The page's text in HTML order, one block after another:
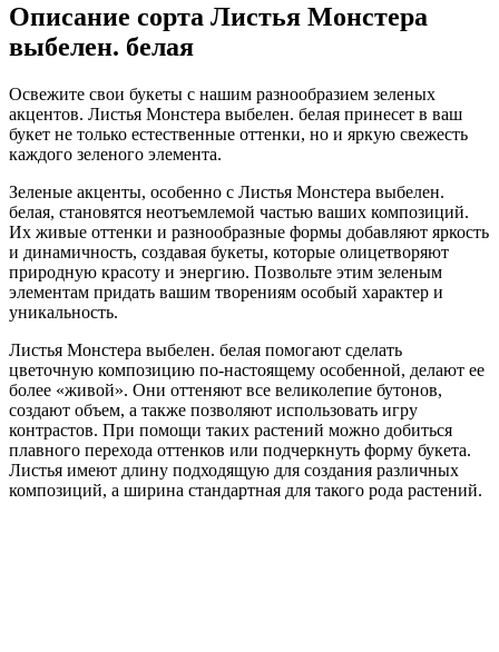
Описание сорта Листья Монстера
выбелен. белая
Освежите свои букеты с нашим разнообразием зеленых
акцентов. Листья Монстера выбелен. белая принесет в ваш
букет не только естественные оттенки, но и яркую свежесть
каждого зеленого элемента.
Зеленые акценты, особенно с Листья Монстера выбелен.
белая, становятся неотъемлемой частью ваших композиций.
Их живые оттенки и разнообразные формы добавляют яркость
и динамичность, создавая букеты, которые олицетворяют
природную красоту и энергию. Позвольте этим зеленым
элементам придать вашим творениям особый характер и
уникальность.
Листья Монстера выбелен. белая помогают сделать
цветочную композицию по-настоящему особенной, делают ее
более «живой». Они оттеняют все великолепие бутонов,
создают объем, а также позволяют использовать игру
контрастов. При помощи таких растений можно добиться
плавного перехода оттенков или подчеркнуть форму букета.
Листья имеют длину подходящую для создания различных
композиций, а ширина стандартная для такого рода растений.